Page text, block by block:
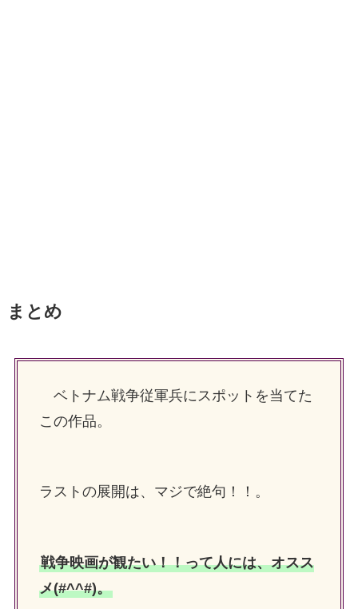
まとめ
ベトナム戦争従軍兵にスポットを当てた
この作品。
ラストの展開は、マジで絶句！！。
戦争映画が観たい！！って人には、オスス
メ(#^^#)。